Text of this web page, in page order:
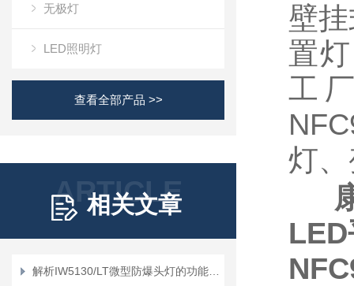
无极灯
LED照明灯
查看全部产品 >>
ARTICLE
相关文章
壁
置
工
灯